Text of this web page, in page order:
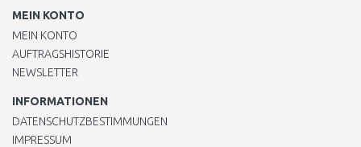
MEIN KONTO
MEIN KONTO
AUFTRAGSHISTORIE
NEWSLETTER
INFORMATIONEN
DATENSCHUTZBESTIMMUNGEN
IMPRESSUM